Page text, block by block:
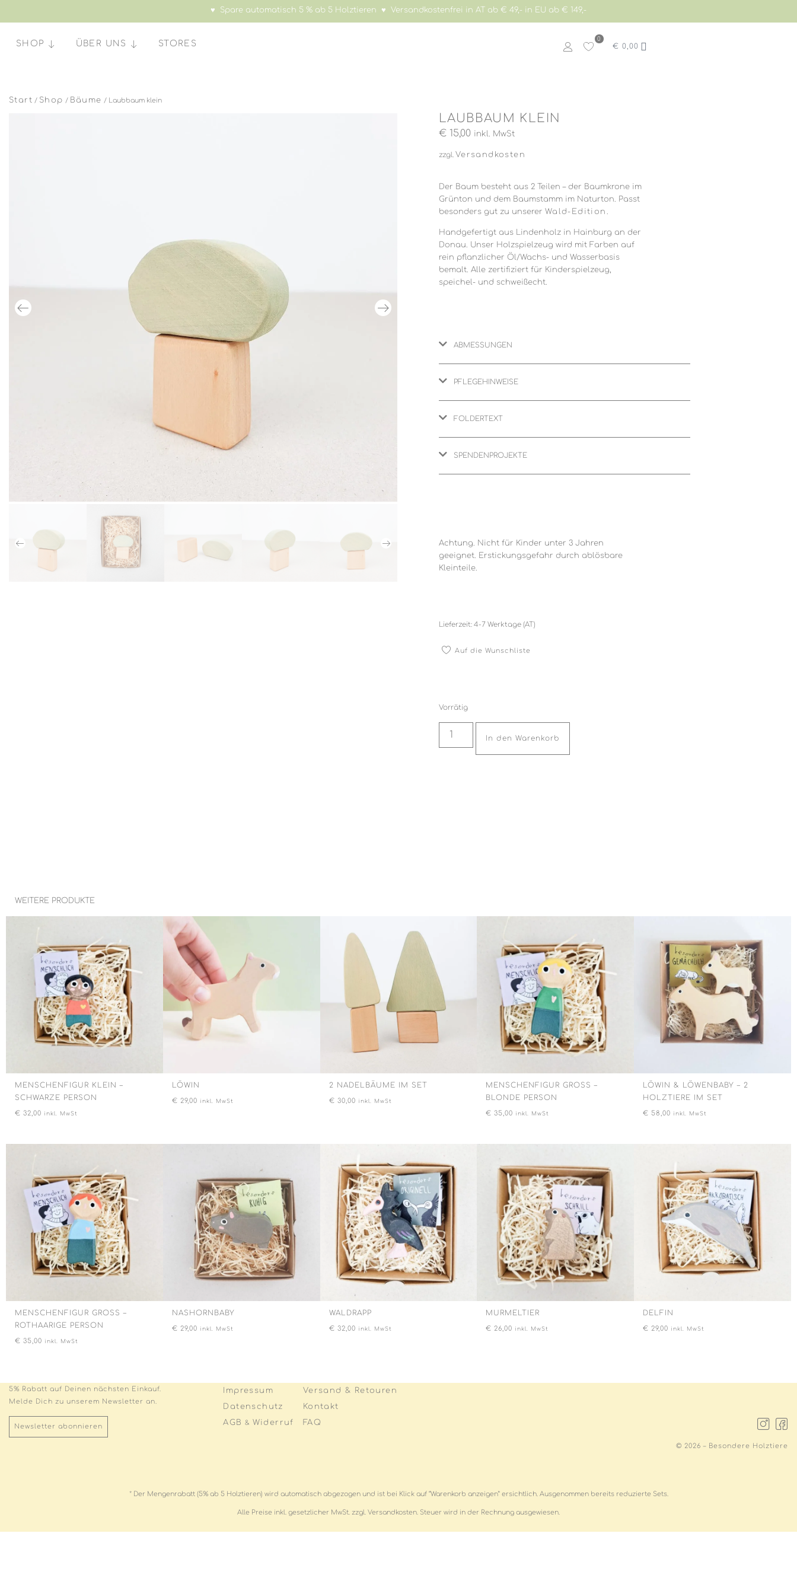
♥ Spare automatisch 5 % ab 5 Holztieren ♥ Versandkostenfrei in AT ab € 49,- in EU ab € 149,-
SHOP ÜBER UNS STORES
0
€ 0,00
Start / Shop / Bäume / Laubbaum klein
LAUBBAUM KLEIN
€15,00 inkl. MwSt
zzgl. Versandkosten
Der Baum besteht aus 2 Teilen – der Baumkrone im
Grünton und dem Baumstamm im Naturton. Passt
besonders gut zu unserer Wald-Edition
Handgefertigt aus Lindenholz in Hainburg an der
Donau. Unser Holzspielzeug wird mit Farben auf
rein pflanzlicher Öl/Wachs- und Wasserbasis
bemalt. Alle zertifiziert für Kinderspielzeug,
speichel- und schweißecht.
ABMESSUNGEN
PFLEGEHINWEISE
FOLDERTEXT
SPENDENPROJEKTE
Achtung. Nicht für Kinder unter 3 Jahren
geeignet. Erstickungsgefahr durch ablösbare
Kleinteile.
Lieferzeit: 4-7 Werktage (AT)
Auf die Wunschliste
Vorrätig
In den Warenkorb
WEITERE PRODUKTE
MENSCHENFIGUR KLEIN –
SCHWARZE PERSON
€ 32,00 inkl. MwSt
LÖWIN
€ 29,00 inkl. MwSt
2 NADELBÄUME IM SET
€ 30,00 inkl. MwSt
MENSCHENFIGUR GROSS – B
LONDE PERSON
€ 35,00 inkl. MwSt
LÖWIN & LÖWENBABY – 2
HOLZTIERE IM SET
€ 58,00 inkl. MwSt
MENSCHENFIGUR GROSS – R
OTHAARIGE PERSON
€ 35,00 inkl. MwSt
NASHORNBABY
€ 29,00 inkl. MwSt
WALDRAPP
€ 32,00 inkl. MwSt
MURMELTIER
€ 26,00 inkl. MwSt
DELFIN
€ 29,00 inkl. MwSt
5% Rabatt auf Deinen nächsten Einkauf.
Melde Dich zu unserem Newsletter an.
Newsletter abonnieren
Impressum
Datenschutz
AGB & Widerruf
Versand & Retouren
Kontakt
FAQ
© 2026 – Besondere Holztiere
* Der Mengenrabatt (5% ab 5 Holztieren) wird automatisch abgezogen und ist bei Klick auf “Warenkorb anzeigen” ersichtlich. Ausgenommen bereits reduzierte Sets.
Alle Preise inkl. gesetzlicher MwSt. zzgl. Versandkosten. Steuer wird in der Rechnung ausgewiesen.